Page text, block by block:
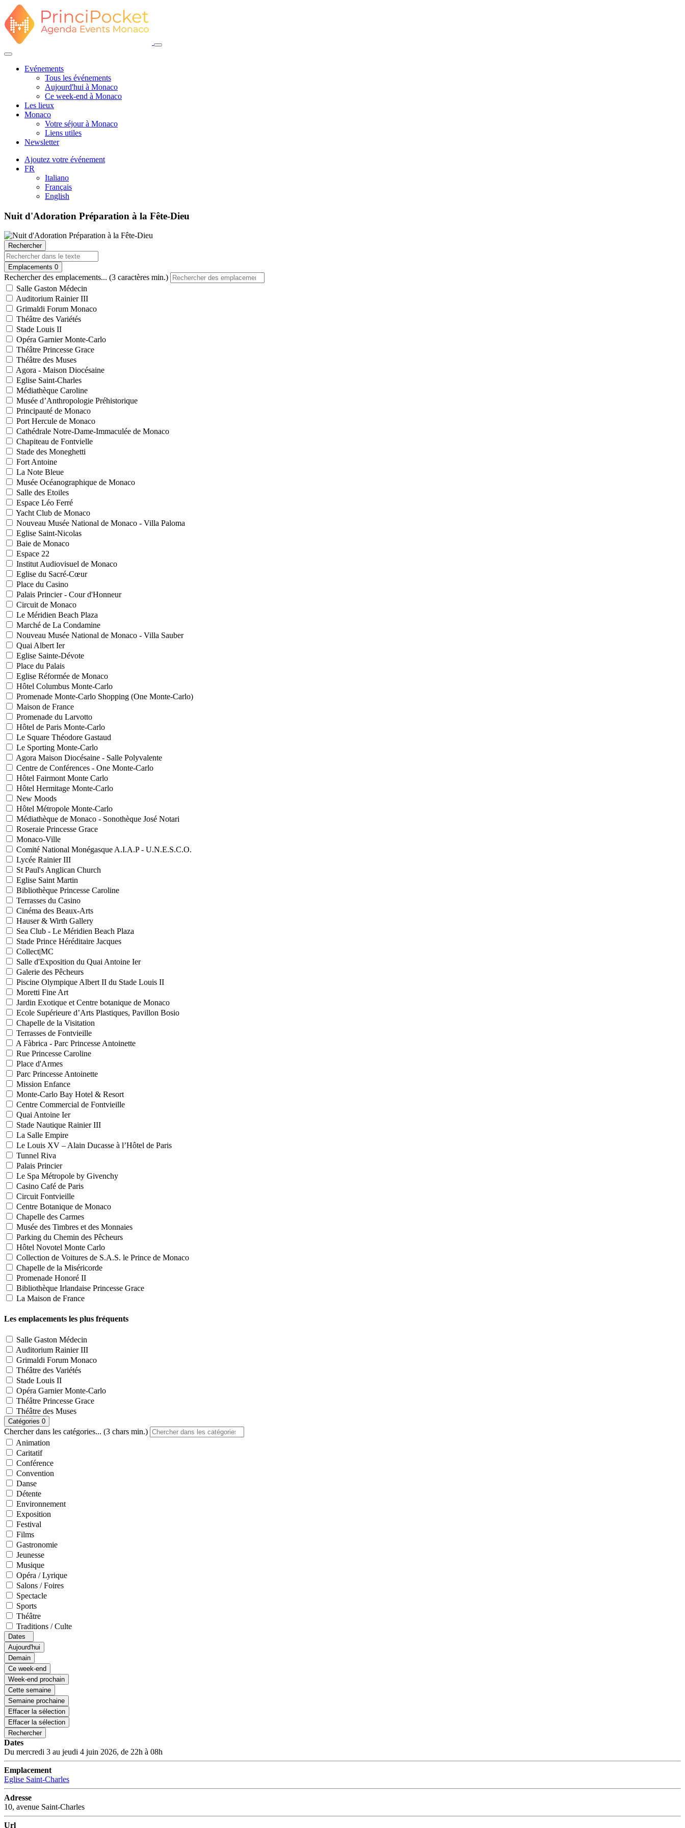
Evénements
Tous les événements
Aujourd'hui à Monaco
Ce week-end à Monaco
Les lieux
Monaco
Votre séjour à Monaco
Liens utiles
Newsletter
Ajoutez votre événement
FR
Italiano
Français
English
Nuit d'Adoration Préparation à la Fête-Dieu
Rechercher
Emplacements 0
Rechercher des emplacements... (3 caractères min.)
Salle Gaston Médecin
Auditorium Rainier III
Grimaldi Forum Monaco
Théâtre des Variétés
Stade Louis II
Opéra Garnier Monte-Carlo
Théâtre Princesse Grace
Théâtre des Muses
Agora - Maison Diocésaine
Eglise Saint-Charles
Médiathèque Caroline
Musée d’Anthropologie Préhistorique
Principauté de Monaco
Port Hercule de Monaco
Cathédrale Notre-Dame-Immaculée de Monaco
Chapiteau de Fontvielle
Stade des Moneghetti
Fort Antoine
La Note Bleue
Musée Océanographique de Monaco
Salle des Etoiles
Espace Léo Ferré
Yacht Club de Monaco
Nouveau Musée National de Monaco - Villa Paloma
Eglise Saint-Nicolas
Baie de Monaco
Espace 22
Institut Audiovisuel de Monaco
Eglise du Sacré-Cœur
Place du Casino
Palais Princier - Cour d'Honneur
Circuit de Monaco
Le Méridien Beach Plaza
Marché de La Condamine
Nouveau Musée National de Monaco - Villa Sauber
Quai Albert Ier
Eglise Sainte-Dévote
Place du Palais
Eglise Réformée de Monaco
Hôtel Columbus Monte-Carlo
Promenade Monte-Carlo Shopping (One Monte-Carlo)
Maison de France
Promenade du Larvotto
Hôtel de Paris Monte-Carlo
Le Square Théodore Gastaud
Le Sporting Monte-Carlo
Agora Maison Diocésaine - Salle Polyvalente
Centre de Conférences - One Monte-Carlo
Hôtel Fairmont Monte Carlo
Hôtel Hermitage Monte-Carlo
New Moods
Hôtel Métropole Monte-Carlo
Médiathèque de Monaco - Sonothèque José Notari
Roseraie Princesse Grace
Monaco-Ville
Comité National Monégasque A.I.A.P - U.N.E.S.C.O.
Lycée Rainier III
St Paul's Anglican Church
Eglise Saint Martin
Bibliothèque Princesse Caroline
Terrasses du Casino
Cinéma des Beaux-Arts
Hauser & Wirth Gallery
Sea Club - Le Méridien Beach Plaza
Stade Prince Héréditaire Jacques
Collect|MC
Salle d'Exposition du Quai Antoine Ier
Galerie des Pêcheurs
Piscine Olympique Albert II du Stade Louis II
Moretti Fine Art
Jardin Exotique et Centre botanique de Monaco
Ecole Supérieure d’Arts Plastiques, Pavillon Bosio
Chapelle de la Visitation
Terrasses de Fontvieille
A Fàbrica - Parc Princesse Antoinette
Rue Princesse Caroline
Place d'Armes
Parc Princesse Antoinette
Mission Enfance
Monte-Carlo Bay Hotel & Resort
Centre Commercial de Fontvieille
Quai Antoine Ier
Stade Nautique Rainier III
La Salle Empire
Le Louis XV – Alain Ducasse à l’Hôtel de Paris
Tunnel Riva
Palais Princier
Le Spa Métropole by Givenchy
Casino Café de Paris
Circuit Fontvieille
Centre Botanique de Monaco
Chapelle des Carmes
Musée des Timbres et des Monnaies
Parking du Chemin des Pêcheurs
Hôtel Novotel Monte Carlo
Collection de Voitures de S.A.S. le Prince de Monaco
Chapelle de la Miséricorde
Promenade Honoré II
Bibliothèque Irlandaise Princesse Grace
La Maison de France
Les emplacements les plus fréquents
Salle Gaston Médecin
Auditorium Rainier III
Grimaldi Forum Monaco
Théâtre des Variétés
Stade Louis II
Opéra Garnier Monte-Carlo
Théâtre Princesse Grace
Théâtre des Muses
Catégories 0
Chercher dans les catégories... (3 chars min.)
Animation
Caritatif
Conférence
Convention
Danse
Détente
Environnement
Exposition
Festival
Films
Gastronomie
Jeunesse
Musique
Opéra / Lyrique
Salons / Foires
Spectacle
Sports
Théâtre
Traditions / Culte
Dates
Aujourd'hui
Demain
Ce week-end
Week-end prochain
Cette semaine
Semaine prochaine
Effacer la sélection
Effacer la sélection
Rechercher
Dates
Du mercredi 3 au jeudi 4 juin 2026, de 22h à 08h
Emplacement
Eglise Saint-Charles
Adresse
10, avenue Saint-Charles
Url